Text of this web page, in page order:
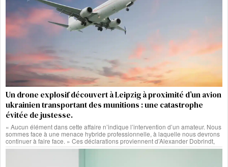
Un drone explosif découvert à Leipzig à proximité d’un avion
ukrainien transportant des munitions : une catastrophe
évitée de justesse.
« Aucun élément dans cette affaire n’indique l’intervention d’un amateur. Nous
sommes face à une menace hybride professionnelle, à laquelle nous devrons
continuer à faire face. » Ces déclarations proviennent d’Alexander Dobrindt,